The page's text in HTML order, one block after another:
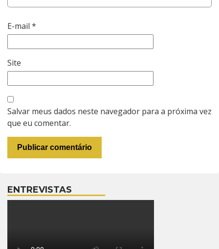
E-mail *
Site
Salvar meus dados neste navegador para a próxima vez
que eu comentar.
ENTREVISTAS